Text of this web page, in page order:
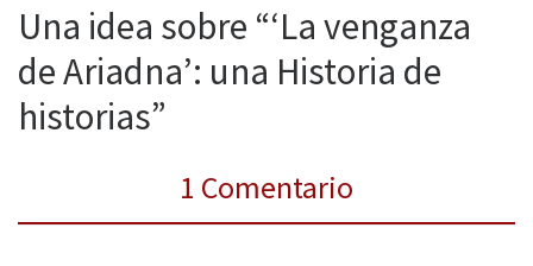
Una idea sobre “‘La venganza
de Ariadna’: una Historia de
historias”
1 Comentario